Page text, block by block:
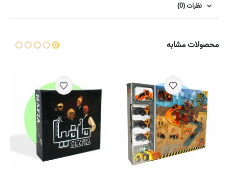
نظرات (0)
محصولات مشابه